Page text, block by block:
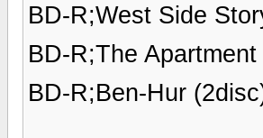
BD-R;West Side
BD-R;The
BD-R;Ben-Hur